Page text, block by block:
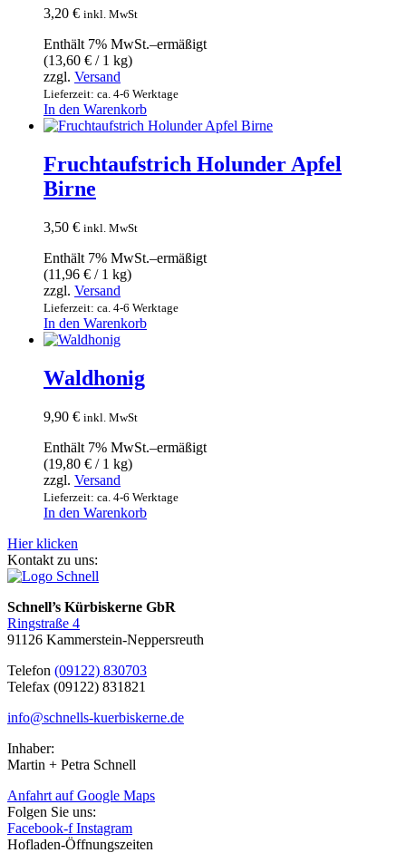
3,20 € inkl. MwSt
Enthält 7% MwSt.–ermäßigt
(13,60 € / 1 kg)
zzgl. Versand
Lieferzeit: ca. 4-6 Werktage
In den Warenkorb
Fruchtaufstrich Holunder Apfel
Birne
3,50 € inkl. MwSt
Enthält 7% MwSt.–ermäßigt
(11,96 € / 1 kg)
zzgl. Versand
Lieferzeit: ca. 4-6 Werktage
In den Warenkorb
Waldhonig
9,90 € inkl. MwSt
Enthält 7% MwSt.–ermäßigt
(19,80 € / 1 kg)
zzgl. Versand
Lieferzeit: ca. 4-6 Werktage
In den Warenkorb
Hier klicken
Kontakt zu uns:
Schnell’s Kürbiskerne GbR
Ringstraße 4
91126 Kammerstein-Neppersreuth
Telefon (09122) 830703
Telefax (09122) 831821
info@schnells-kuerbiskerne.de
Inhaber:
Martin + Petra Schnell
Anfahrt auf Google Maps
Folgen Sie uns:
Facebook-f Instagram
Hofladen-Öffnungszeiten